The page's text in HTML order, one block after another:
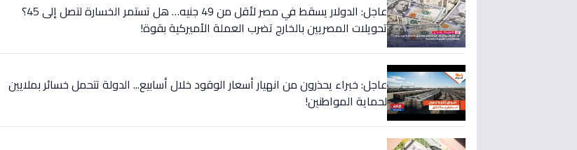
عاجل: الدولار يسقط في مصر لأقل من 49 جنيه… هل تستمر الخسارة لتصل إلى 45؟
تحويلات المصريين بالخارج تضرب العملة الأميركية بقوة!
عاجل: خبراء يحذرون من انهيار أسعار الوقود خلال أسابيع... الدولة تتحمل خسائر بملايين
لحماية المواطنين!